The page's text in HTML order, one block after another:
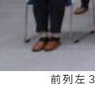
前列左３番目